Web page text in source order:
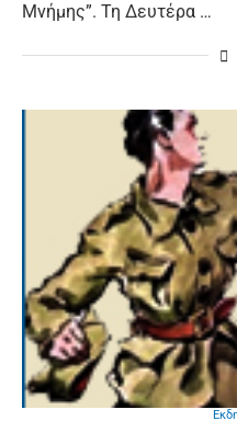
Μνήμης”. Τη Δευτέρα …